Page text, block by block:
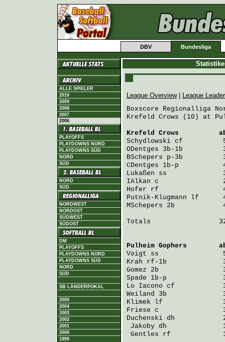
DBV Bundesliga
ALLE SPIELER
2010
2009
2008
2007
2006
PLAYOFFS
PLAYDOWNS NORD
PLAYDOWNS SÜD
NORD
SÜD
NORD
SÜD
NORDWEST
NORDOST
SÜDWEST
SÜDOST
DM
PLAYOFFS
PLAYDOWNS NORD
PLAYDOWNS SÜD
NORD
SÜD
SB LÄNDERPOKAL
2005
2004
2003
2002
2001
2000
1999
League Overview|
League
Boxscore Regionalliga
Krefeld Crows (10) at
Krefeld Crows
Schydlowski cf          5
ODentges 3b-1b
BSchepers p-3b
CDentges 1b-p
Lukaßen ss              3
IAlkan c                2
Hofer rf                4
Putnik-Klugmann lf      4
MSchepers 2b            4
Totals                 32
Pulheim Gophers
Voigt ss                5
Krah rf-1b              3
Gomez 2b                3
Spade 1b-p              3
Lo Iacono cf            3
Weiland 3b              3
Klimek lf               3
Friese c                3
Duchenski dh            2
Jakoby dh              1
Gentles rf             1